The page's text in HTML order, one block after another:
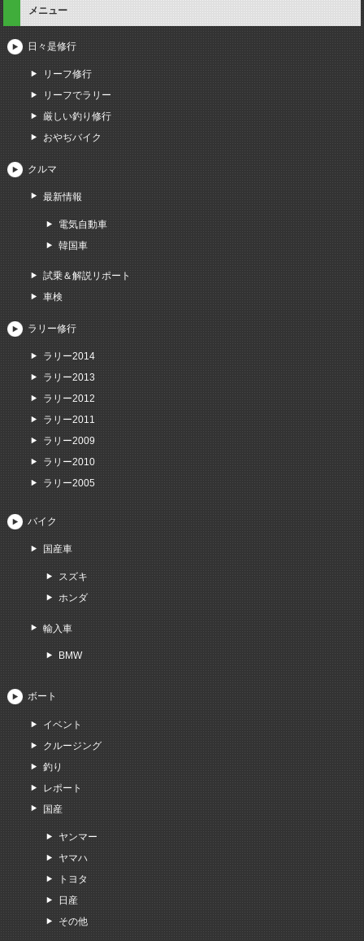
メニュー
日々是修行
リーフ修行
リーフでラリー
厳しい釣り修行
おやぢバイク
クルマ
最新情報
電気自動車
韓国車
試乗＆解説リポート
車検
ラリー修行
ラリー2014
ラリー2013
ラリー2012
ラリー2011
ラリー2009
ラリー2010
ラリー2005
バイク
国産車
スズキ
ホンダ
輸入車
BMW
ボート
イベント
クルージング
釣り
レポート
国産
ヤンマー
ヤマハ
トヨタ
日産
その他